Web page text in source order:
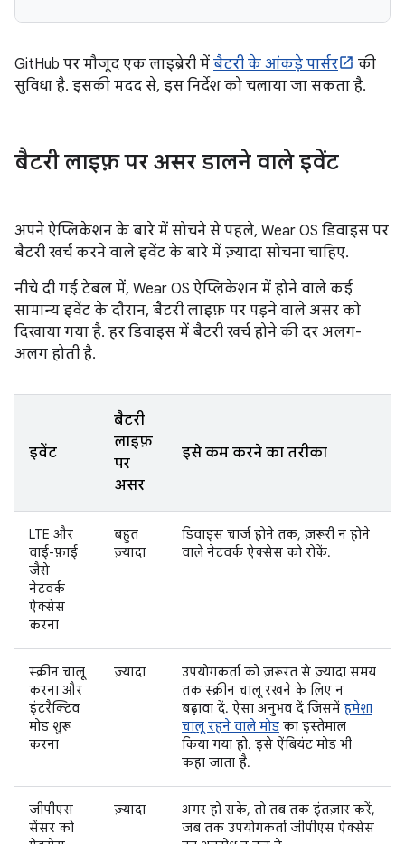
GitHub पर मौजूद एक लाइब्रेरी में बैटरी के आंकड़े पार्सर
की
सुविधा है. इसकी मदद से, इस निर्देश को चलाया जा सकता है.
बैटरी लाइफ़ पर असर डालने वाले इवेंट
अपने ऐप्लिकेशन के बारे में सोचने से पहले, Wear OS डिवाइस पर
बैटरी खर्च करने वाले इवेंट के बारे में ज़्यादा सोचना चाहिए.
नीचे दी गई टेबल में, Wear OS ऐप्लिकेशन में होने वाले कई
सामान्य इवेंट के दौरान, बैटरी लाइफ़ पर पड़ने वाले असर को
दिखाया गया है. हर डिवाइस में बैटरी खर्च होने की दर अलग-
अलग होती है.
इवेंट
बैटरी
लाइफ़
पर
असर
इसे कम करने का तरीका
LTE और
वाई-फ़ाई
जैसे
नेटवर्क
ऐक्सेस
करना
बहुत
ज़्यादा
डिवाइस चार्ज होने तक, ज़रूरी न होने
वाले नेटवर्क ऐक्सेस को रोकें.
स्क्रीन चालू
करना और
इंटरैक्टिव
मोड शुरू
करना
ज़्यादा
उपयोगकर्ता को ज़रूरत से ज़्यादा समय
तक स्क्रीन चालू रखने के लिए न
बढ़ावा दें. ऐसा अनुभव दें जिसमें हमेशा
चालू रहने वाले मोड का इस्तेमाल
किया गया हो. इसे ऐंबियंट मोड भी
कहा जाता है.
जीपीएस
सेंसर को
ज़्यादा
अगर हो सके, तो तब तक इंतज़ार करें,
जब तक उपयोगकर्ता जीपीएस ऐक्सेस